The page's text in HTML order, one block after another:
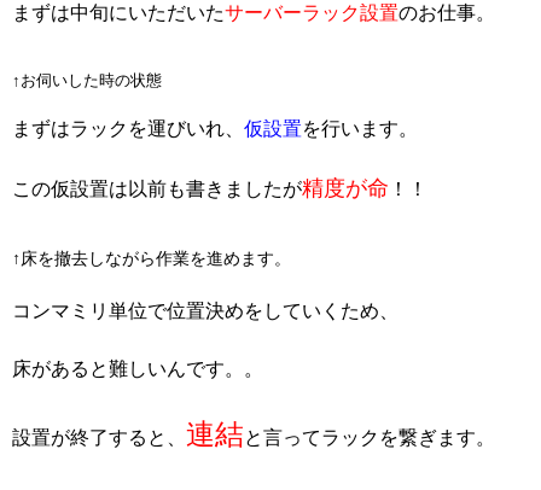
まずは中旬にいただいたサーバーラック設置のお仕事。
↑お伺いした時の状態
まずはラックを運びいれ、 仮設置を行います。
この仮設置は以前も書きましたが精度が命 ！！
↑床を撤去しながら作業を進めます。
コンマミリ単位で位置決めをしていくため、
床があると難しいんです。。
設置が終了すると、 連結と言ってラックを繋ぎます。